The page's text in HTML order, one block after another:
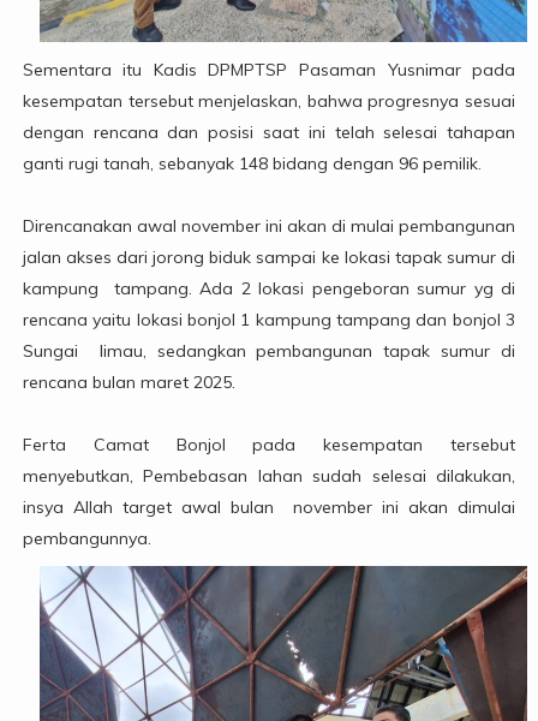
Sementara itu Kadis DPMPTSP Pasaman Yusnimar pada
kesempatan tersebut menjelaskan, bahwa progresnya sesuai
dengan rencana dan posisi saat ini telah selesai tahapan
ganti rugi tanah, sebanyak 148 bidang dengan 96 pemilik.
Direncanakan awal november ini akan di mulai pembangunan
jalan akses dari jorong biduk sampai ke lokasi tapak sumur di
kampung tampang. Ada 2 lokasi pengeboran sumur yg di
rencana yaitu lokasi bonjol 1 kampung tampang dan bonjol 3
Sungai limau, sedangkan pembangunan tapak sumur di
rencana bulan maret 2025.
Ferta Camat Bonjol pada kesempatan tersebut
menyebutkan, Pembebasan lahan sudah selesai dilakukan,
insya Allah target awal bulan november ini akan dimulai
pembangunnya.